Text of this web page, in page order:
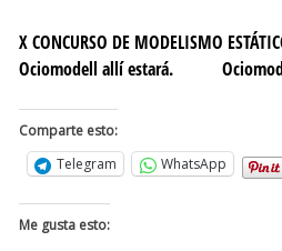
X CONCURSO DE MODELISMO
Ociomodell allí estará.
Comparte esto:
Telegram
WhatsApp
Me gusta esto: